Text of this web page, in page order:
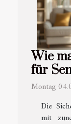
Wie
für
Montag
Die
mit